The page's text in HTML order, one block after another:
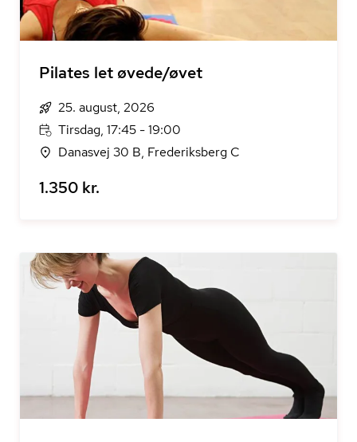
Pilates let øvede/øvet
25. august, 2026
Tirsdag, 17:45 - 19:00
Danasvej 30 B, Frederiksberg C
1.350 kr.